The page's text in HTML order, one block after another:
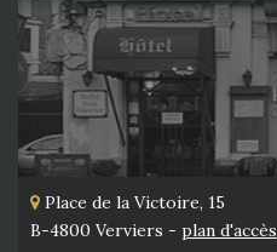
Place de la Victoire, 15
B-4800 Verviers - plan d'accès